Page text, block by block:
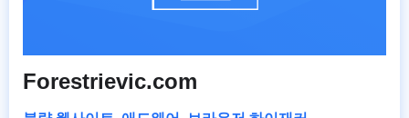
Forestrievic.com